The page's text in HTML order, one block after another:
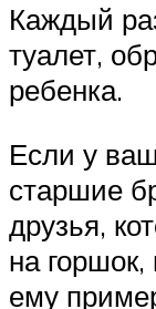
Каждый
туалет,
ребенка.
Если у
старшие
друзья,
на горшок,
ему